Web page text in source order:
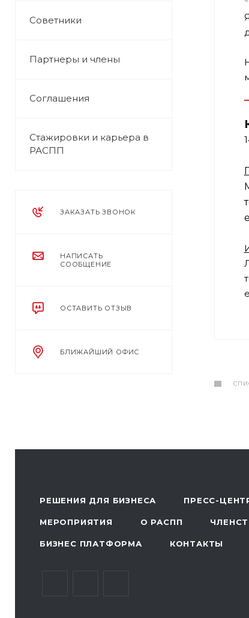
Советники
Партнеры и члены
Соглашения
Стажировки и карьера в
РАСПП
ЗАКАЗАТЬ ЗВОНОК
НАПИСАТЬ
СООБЩЕНИЕ
ОСТАВИТЬ ОТЗЫВ
БЛИЖАЙШИЙ ОФИС
РЕШЕНИЯ ДЛЯ БИЗНЕСА ПРЕСС-
МЕРОПРИЯТИЯ О РАСПП
БИЗНЕС ПЛАТФОРМА КОНТАКТЫ